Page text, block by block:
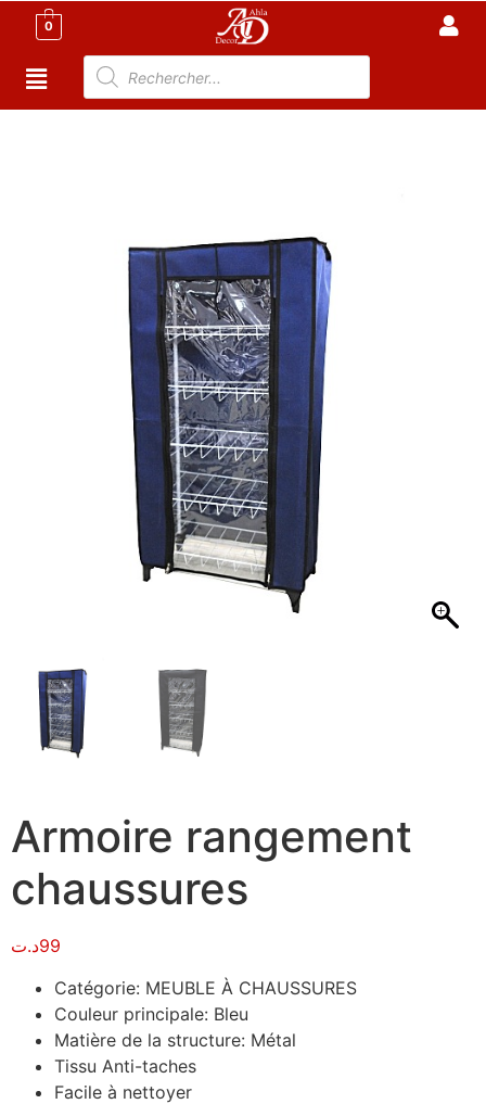
0
Armoire rangement
chaussures
99د.ت
Catégorie: MEUBLE À CHAUSSURES
Couleur principale: Bleu
Matière de la structure: Métal
Tissu Anti-taches
Facile à nettoyer